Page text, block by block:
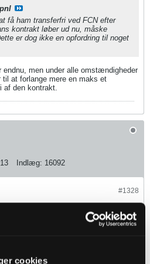
cookies
pnl
få ham transferfri ved FCN efter
kontrakt løber ud nu, måske
er dog ikke en opfordring til noget
endnu, men under alle omstændigheder
at forlange mere en maks et
af den kontrakt.
Indlæg: 16092
#1328